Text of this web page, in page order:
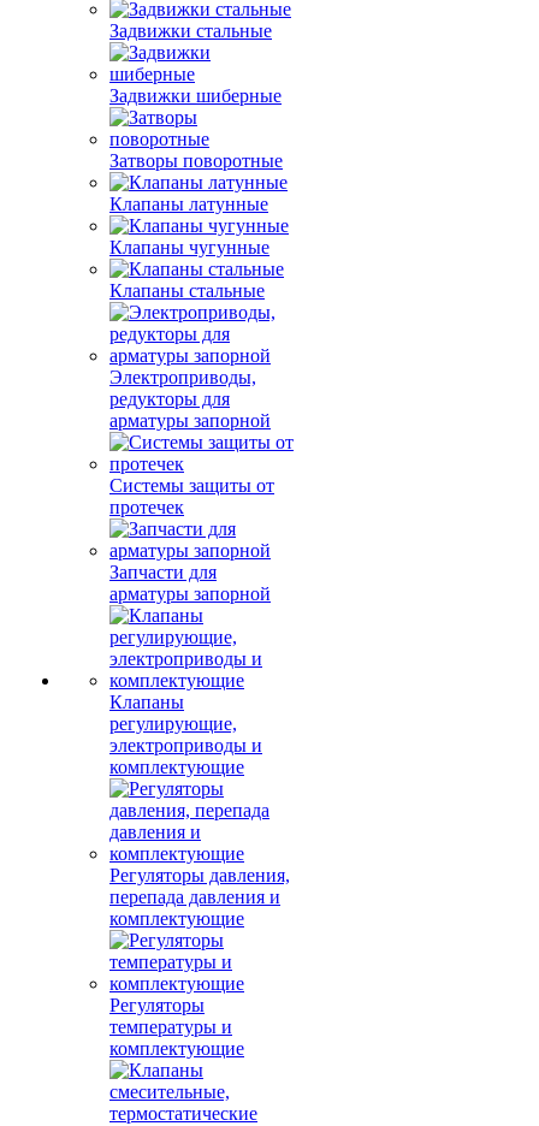
Задвижки стальные
Задвижки шиберные
Затворы поворотные
Клапаны латунные
Клапаны чугунные
Клапаны стальные
Электроприводы,
редукторы для
арматуры запорной
Системы защиты от
протечек
Запчасти для
арматуры запорной
Клапаны
регулирующие,
электроприводы и
комплектующие
Регуляторы давления,
перепада давления и
комплектующие
Регуляторы
температуры и
комплектующие